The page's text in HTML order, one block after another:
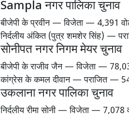
Sampla नगर पालिका चुनाव
बीजेपी के प्रवीन — विजेता — 4,391
निर्दलीय अंकित (पुत्र शमशेर सिंह) —
सोनीपत नगर निगम मेयर चुनाव
बीजेपी के राजीव जैन — विजेता —
कांग्रेस के कमल दीवान — पराजित —
उकलाना नगर पालिका चुनाव
निर्दलीय रीमा सोनी — विजेता — 7,078